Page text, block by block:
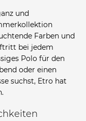
und
Farben und
bei jedem
Polo für den
oder einen
suchst, Etro hat